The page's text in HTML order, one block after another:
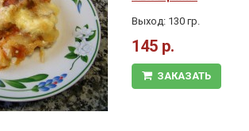
Выход: 130 гр.
145 р.
ЗАКАЗАТЬ